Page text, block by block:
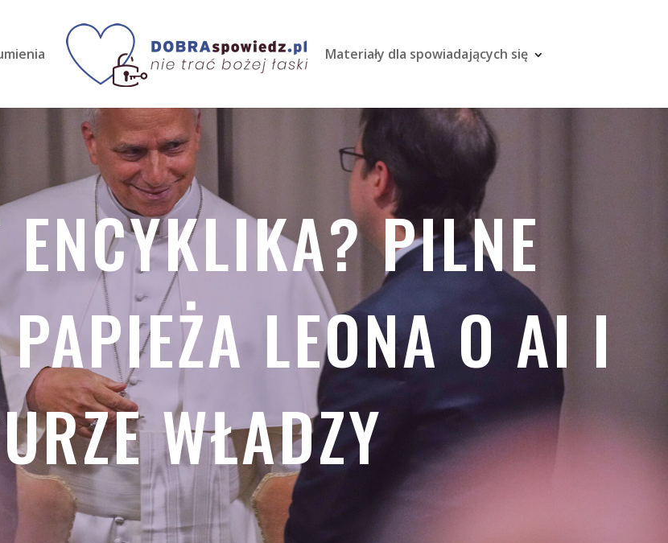
Materiały dla spowiadających się
ENCYKLIKA? PILNE
PAPIEŻA LEONA O AI I
WŁADZY